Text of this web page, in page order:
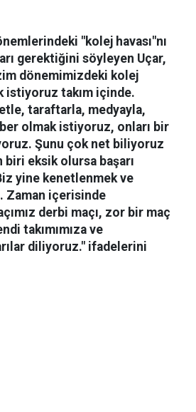
"kolej havası"nı
gerektiğini söyleyen Uçar,
dönemimizdeki kolej
istiyoruz takım içinde.
taraftarla, medyayla,
olmak istiyoruz, onları bir
Şunu çok net biliyoruz
biri eksik olursa başarı
yine kenetlenmek ve
Zaman içerisinde
derbi maçı, zor bir maç
takımımıza ve
diliyoruz." ifadelerini